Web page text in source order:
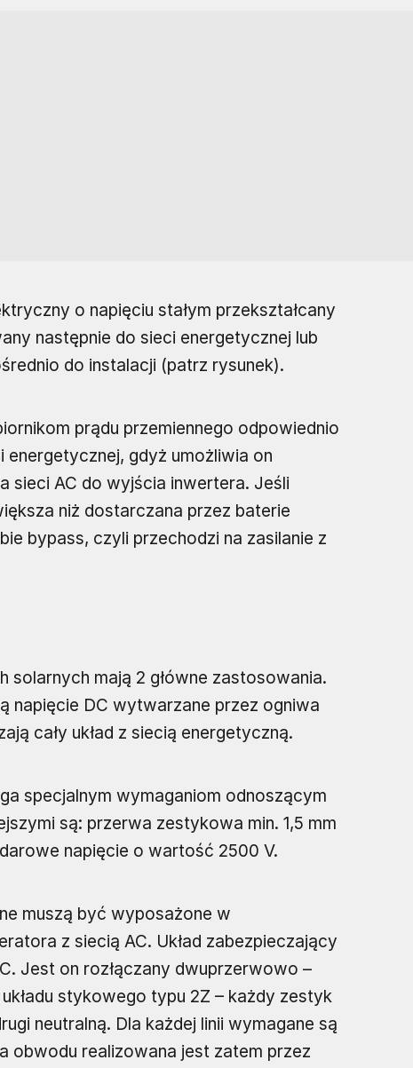
o napięciu stałym przekształcany
następnie do sieci energetycznej lub
do instalacji (patrz rysunek).
prądu przemiennego odpowiednio
gdyż umożliwia on
sieci AC do wyjścia inwertera. Jeśli
niż dostarczana przez baterie
bypass, czyli przechodzi na zasilanie z
mają 2 główne zastosowania.
napięcie DC wytwarzane przez ogniwa
cały układ z siecią energetyczną.
specjalnym wymaganiom odnoszącym
są: przerwa zestykowa min. 1,5 mm
napięcie o wartość 2500 V.
muszą być wyposażone w
z siecią AC. Układ zabezpieczający
Jest on rozłączany dwuprzerwowo –
stykowego typu 2Z – każdy zestyk
neutralną. Dla każdej linii wymagane są
obwodu realizowana jest zatem przez